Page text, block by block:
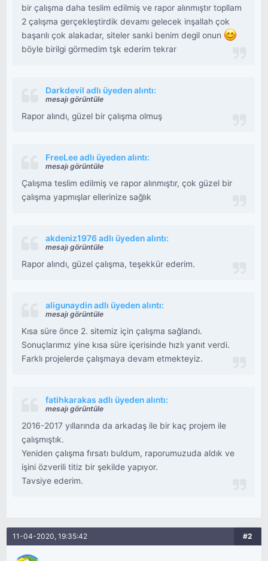
bir çalışma daha teslim edilmiş ve rapor alınmıştır topllam
2 çalışma gerçekleştirdik devamı gelecek inşallah çok
başarılı çok alakadar, siteler sanki benim degil onun
böyle birilgi görmedim tşk ederim tekrar
Darkdevil adlı üyeden alıntı:
mesajı görüntüle
Rapor alındı, güzel bir çalışma olmuş
FreeLee adlı üyeden alıntı:
mesajı görüntüle
Çalışma teslim edilmiş ve rapor alınmıştır, çok güzel bir
çalışma yapmışlar ellerinize sağlık
akdeniz1976 adlı üyeden alıntı:
mesajı görüntüle
Rapor alındı, güzel çalışma, teşekkür ederim.
aligunaydin adlı üyeden alıntı:
mesajı görüntüle
Kısa süre önce 2. sitemiz için çalışma sağlandı.
Sonuçlarımız yine kısa süre içerisinde hızlı yanıt verdi.
Farklı projelerde çalışmaya devam etmekteyiz.
fatihkarakas adlı üyeden alıntı:
mesajı görüntüle
2016-2017 yıllarında da arkadaş ile bir kaç projem ile
çalışmıştık.
Yeniden çalışma fırsatı buldum, raporumuzuda aldık ve
işini özverili titiz bir şekilde yapıyor.
Tavsiye ederim.
11-04-2020, 19:35:42 #2